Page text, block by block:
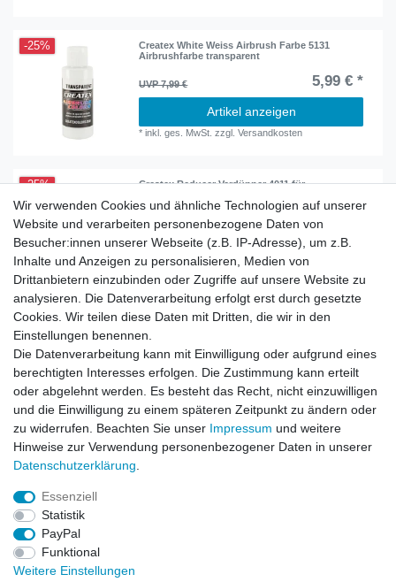
-25%
Createx White Weiss Airbrush Farbe 5131
Airbrushfarbe transparent
UVP 7,99 € 5,99 € *
Artikel anzeigen
*inkl. ges. MwSt. zzgl.Versandkosten
-25%
Createx Reducer Verdünner 4011 für
UVP 7,99 € 5,99 € *
In den Warenkorb
-17% Createx Airbrush Cleaner Reiniger 5618
ab 4,99 € *
Artikel anzeigen
*inkl. ges. MwSt.zzgl.Versandkosten
Wir verwenden Cookies und ähnliche Technologien auf unserer
Website und verarbeiten personenbezogene Daten von
Besucher:innen unserer Webseite (z.B. IP-Adresse), um z.B.
Inhalte und Anzeigen zu personalisieren, Medien von
Drittanbietern einzubinden oder Zugriffe auf unsere Website zu
analysieren. Die Datenverarbeitung erfolgt erst durch gesetzte
Cookies. Wir teilen diese Daten mit Dritten, die wir in den
Einstellungen benennen.
Die Datenverarbeitung kann mit Einwilligung oder aufgrund eines
berechtigten Interesses erfolgen. Die Zustimmung kann erteilt
oder abgelehnt werden. Es besteht das Recht, nicht einzuwilligen
und die Einwilligung zu einem späteren Zeitpunkt zu ändern oder
zu widerrufen. Beachten Sie unser Impressum und weitere
Hinweise zur Verwendung personenbezogener Daten in unserer
Daten­schutz­erklärung
Essenziell
Statistik
PayPal
Funktional
Weitere Einstellungen